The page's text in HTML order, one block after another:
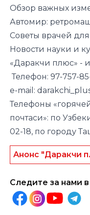
Обзор важных
Автомир:
Советы врачей
Новости науки и
«Даракчи плюс» -
Телефон: 97-757-
e-mail:
Телефоны
почтаси»: по
02-18, по городу
Анонс "Даракчи
Следите за нами